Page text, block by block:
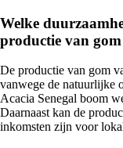
Welke
productie van
De productie van gom
vanwege de natuurlijke
Acacia Senegal boom
Daarnaast kan de
inkomsten zijn voor